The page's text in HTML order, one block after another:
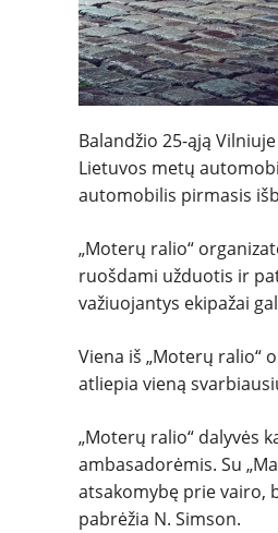
Balandžio 25-ąją
Lietuvos metų
automobilis pirmasis
„Moterų ralio“
ruošdami užduotis ir
važiuojantys ekipažai
Viena iš „Moterų ralio“
atliepia vieną
„Moterų ralio“ dalyvės
ambasadorėmis. Su
atsakomybę prie vairo,
pabrėžia N. Simson.